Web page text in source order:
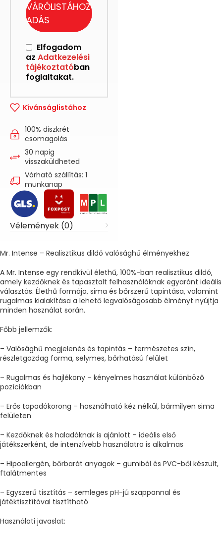
VÁRÓLISTÁHOZ
ADÁS
Elfogadom
az Adatkezelési
tájékoztatóban
foglaltakat.
Kívánságlistához
100% diszkrét
csomagolás
30 napig
visszaküldheted
Várható szállítás: 1
munkanap
Vélemények (0)
Mr. Intense – Realisztikus dildó valósághű élményekhez
A Mr. Intense egy rendkívül élethű, 100%-ban realisztikus dildó,
amely kezdőknek és tapasztalt felhasználóknak egyaránt ideális
választás. Élethű formája, sima és bőrszerű tapintása, valamint
rugalmas kialakítása a lehető legvalóságosabb élményt nyújtja
minden használat során.
Főbb jellemzők:
– Valósághű megjelenés és tapintás – természetes szín,
részletgazdag forma, selymes, bőrhatású felület
– Rugalmas és hajlékony – kényelmes használat különböző
pozíciókban
– Erős tapadókorong – használható kéz nélkül, bármilyen sima
felületen
– Kezdőknek és haladóknak is ajánlott – ideális első
játékszerként, de intenzívebb használatra is alkalmas
– Hipoallergén, bőrbarát anyagok – gumiból és PVC-ből készült,
ftalátmentes
– Egyszerű tisztítás – semleges pH-jú szappannal és
játéktisztítóval tisztítható
Használati javaslat: